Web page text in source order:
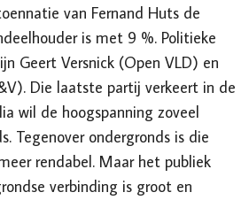
van Fernand Huts de
is met 9 %. Politieke
Geert Versnick (Open VLD) en
Die laatste partij verkeert in de
wil de hoogspanning zoveel
Tegenover ondergronds is die
rendabel. Maar het publiek
verbinding is groot en